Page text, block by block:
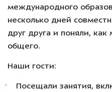
международного
несколько дней
друг друга и поняли,
общего.
Наши гости:
Посещали занятия,